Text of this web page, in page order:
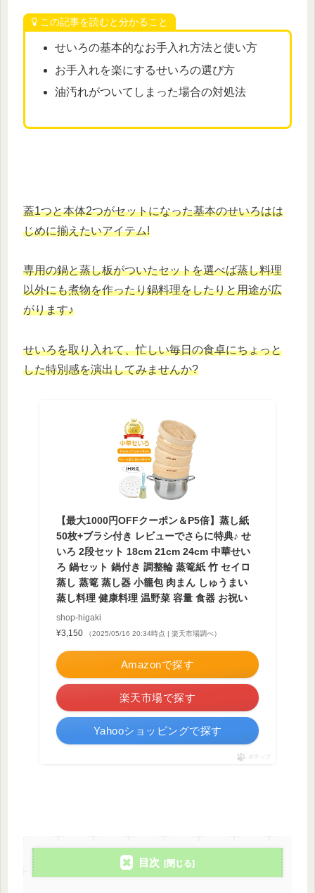
この記事を読むと分かること
せいろの基本的なお手入れ方法と使い方
お手入れを楽にするせいろの選び方
油汚れがついてしまった場合の対処法
蓋1つと本体2つがセットになった基本のせいろはは
じめに揃えたいアイテム!
専用の鍋と蒸し板がついたセットを選べば蒸し料理
以外にも煮物を作ったり鍋料理をしたりと用途が広
がります♪
せいろを取り入れて、忙しい毎日の食卓にちょっと
した特別感を演出してみませんか?
【最大1000円OFFクーポン＆P5倍】蒸し紙
50枚+ブラシ付き レビューでさらに特典♪ せ
いろ 2段セット 18cm 21cm 24cm 中華せい
ろ 鍋セット 鍋付き 調整輪 蒸篭紙 竹 セイロ
蒸し 蒸篭 蒸し器 小籠包 肉まん しゅうまい
蒸し料理 健康料理 温野菜 容量 食器 お祝い
shop-higaki
¥3,150
（2025/05/16 20:34時点 | 楽天市場調べ）
Amazonで探す
楽天市場で探す
Yahooショッピングで探す
ポチップ
目次